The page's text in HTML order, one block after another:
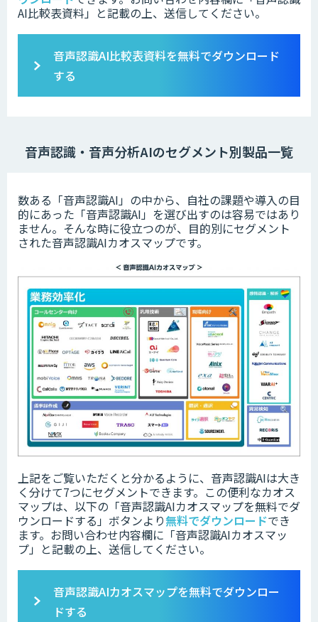
AI比較表資料」と記載の上、送信してください。
音声認識AI比較表資料を無料でダウンロード
する
音声認識・音声分析AIのセグメント別製品一覧
数ある「音声認識AI」の中から、自社の課題や導入の目
的にあった「音声認識AI」を選び出すのは容易ではあり
ません。そんな時に役立つのが、目的別にセグメント
された音声認識AIカオスマップです。
上記をご覧いただくと分かるように、音声認識AIは大き
く分けて7つにセグメントできます。この便利なカオス
マップは、以下の「音声認識AIカオスマップを無料でダ
ウンロードする」ボタンより無料でダウンロードでき
ます。 お問い合わせ内容欄に「音声認識AIカオスマッ
プ」と記載の上、送信してください。
音声認識AIカオスマップを無料でダウンロー
ドする